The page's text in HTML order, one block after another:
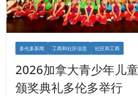
多伦多新闻 工商和社区信息 社区和工商
2026加拿大青少年儿
颁奖典礼多伦多举行